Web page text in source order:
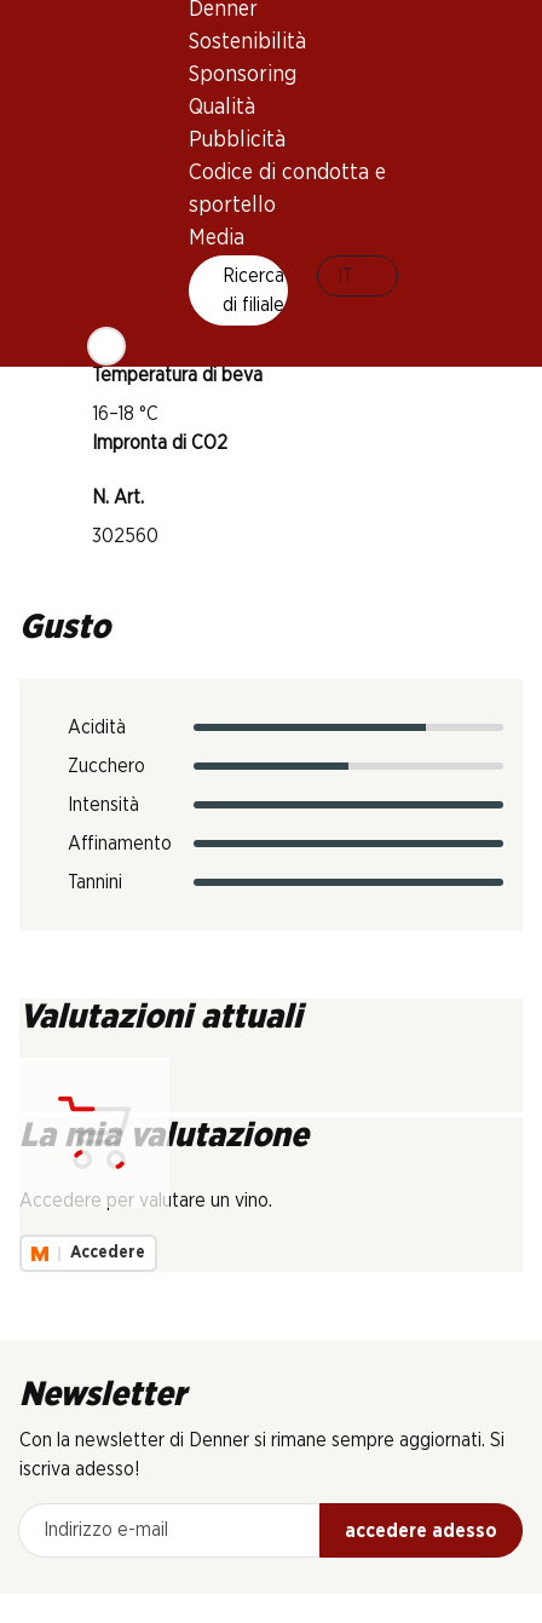
Denner
Sostenibilità
Sponsoring
Qualità
Pubblicità
Codice di condotta e
sportello
Media
Ricerca
di filiale
Vino rosso_old
Maturità di beva
Riconoscimenti
Robert Parker: 91–93 punti
Wine Spectator: 90–93 punti
Temperatura di beva
16–18 °C
Impronta di CO2
N. Art.
302560
Gusto
Acidità
Zucchero
Intensità
Affinamento
Tannini
Valutazioni attuali
La mia valutazione
Accedere per valutare un vino.
Accedere
Newsletter
Con la newsletter di Denner si rimane sempre aggiornati. Si
iscriva adesso!
Indirizzo e-mail
accedere adesso